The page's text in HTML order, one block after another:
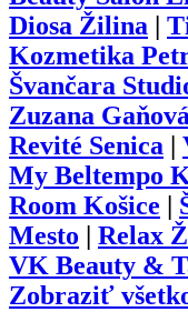
Diosa Žilina
Kozmetika
Švančara
Zuzana
Revité Senica
My Beltempo
Room Košice
Mesto
Relax
VK Beauty &
Zobraziť